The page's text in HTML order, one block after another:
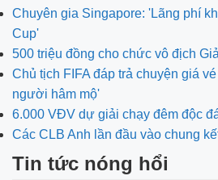
Chuyên gia Singapore: 'Lãng phí
Cup'
500 triệu đồng cho chức vô địch
Chủ tịch FIFA đáp trả chuyện giá
người hâm mộ'
6.000 VĐV dự giải chạy đêm độc
Các CLB Anh lần đầu vào chung
Tin tức nóng hổi